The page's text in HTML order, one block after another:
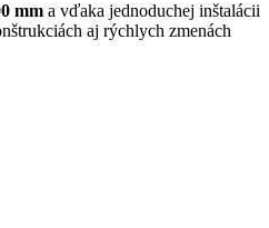
mm a vďaka jednoduchej inštalácii
aj rýchlych zmenách